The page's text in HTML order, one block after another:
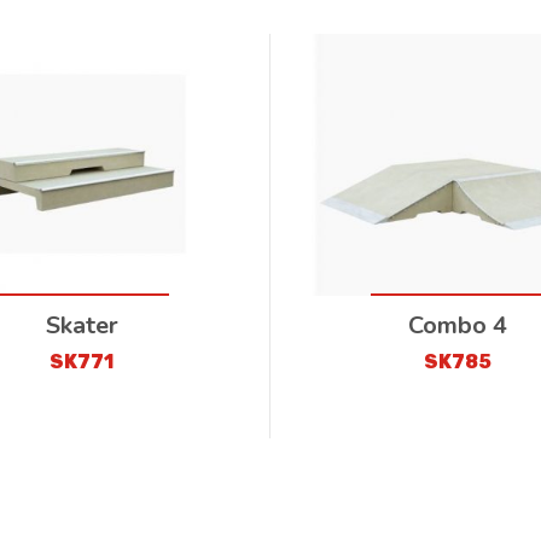
Skater
SK771
Combo 4
SK785